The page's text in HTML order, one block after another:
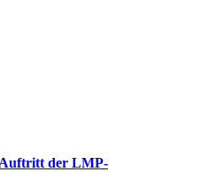
Auftritt der LMP-